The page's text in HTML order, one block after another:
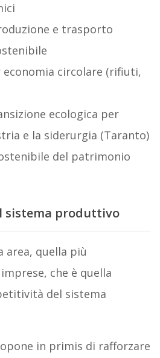
e trasporto
circolare (rifiuti,
ecologica per
e la siderurgia (Taranto)
del patrimonio
sistema produttivo
area, quella più
che è quella
del sistema
in primis di rafforzare